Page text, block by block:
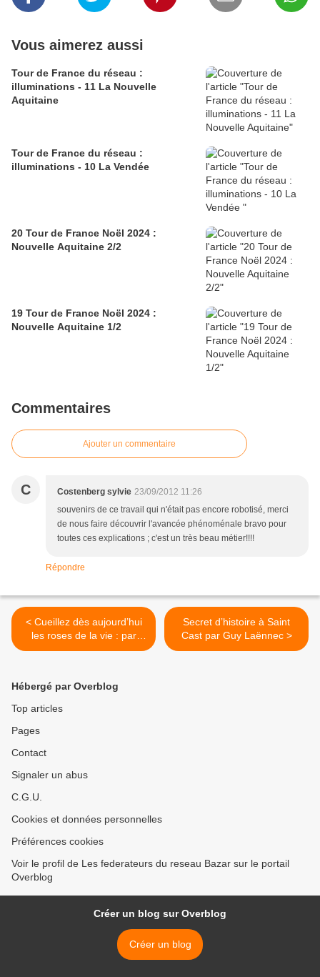
Vous aimerez aussi
Tour de France du réseau :
illuminations - 11 La Nouvelle
Aquitaine
Tour de France du réseau :
illuminations - 10 La Vendée
20 Tour de France Noël 2024 :
Nouvelle Aquitaine 2/2
19 Tour de France Noël 2024 :
Nouvelle Aquitaine 1/2
Commentaires
Ajouter un commentaire
C Costenberg sylvie 23/09/2012 11:26
souvenirs de ce travail qui n'était pas encore robotisé, merci
de nous faire découvrir l'avancée phénoménale bravo pour
toutes ces explications ; c'est un très beau métier!!!!
Répondre
< Cueillez dès aujourd’hui
les roses de la vie : par
Antoine Eminian
Secret d’histoire à Saint
Cast par Guy Laënnec >
Hébergé par Overblog
Top articles
Pages
Contact
Signaler un abus
C.G.U.
Cookies et données personnelles
Préférences cookies
Voir le profil de Les federateurs du reseau Bazar sur le portail
Overblog
Créer un blog sur Overblog
Créer un blog